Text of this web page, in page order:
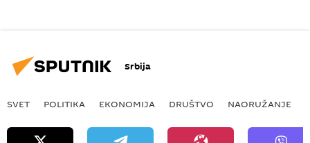
Srbija
SVET POLITIKA EKONOMIJA DRUŠTVO NAORUŽANJE